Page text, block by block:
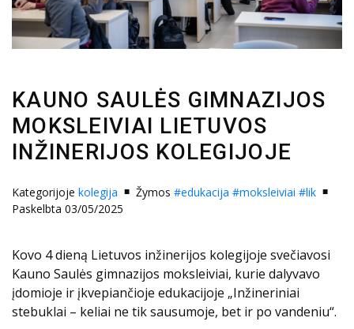
KAUNO SAULĖS GIMNAZIJOS
MOKSLEIVIAI LIETUVOS
INŽINERIJOS KOLEGIJOJE
Kategorijoje kolegija Žymos #edukacija #moksleiviai #lik
Paskelbta 03/05/2025
Kovo 4 dieną Lietuvos inžinerijos kolegijoje svečiavosi
Kauno Saulės gimnazijos moksleiviai, kurie dalyvavo
įdomioje ir įkvepiančioje edukacijoje „Inžineriniai
stebuklai – keliai ne tik sausumoje, bet ir po vandeniu“.